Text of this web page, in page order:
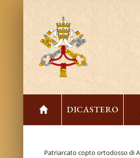
DICASTERO
Patriarcato copto ortodosso di